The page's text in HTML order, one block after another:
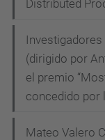
Distributed
Investigadores
(dirigido por
el premio
concedido por
Mateo Valero